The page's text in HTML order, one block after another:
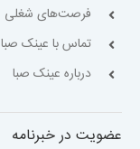
فرصت‌های شغلی
تماس با عینک صبا
درباره عینک صبا
عضویت در خبرنامه